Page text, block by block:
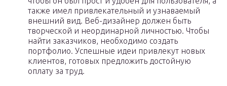
также имел привлекательный и узнаваемый
внешний вид. Веб-дизайнер должен быть
творческой и неординарной личностью. Чтобы
найти заказчиков, необходимо создать
портфолио. Успешные идеи привлекут новых
клиентов, готовых предложить достойную
оплату за труд.